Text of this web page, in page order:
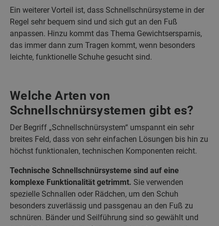
Ein weiterer Vorteil ist, dass Schnellschnürsysteme in der
Regel sehr bequem sind und sich gut an den Fuß
anpassen. Hinzu kommt das Thema Gewichtsersparnis,
das immer dann zum Tragen kommt, wenn besonders
leichte, funktionelle Schuhe gesucht sind.
Welche Arten von
Schnellschnürsystemen gibt es?
Der Begriff „Schnellschnürsystem“ umspannt ein sehr
breites Feld, dass von sehr einfachen Lösungen bis hin zu
höchst funktionalen, technischen Komponenten reicht.
Technische Schnellschnürsysteme sind auf eine
komplexe Funktionalität getrimmt. Sie verwenden
spezielle Schnallen oder Rädchen, um den Schuh
besonders zuverlässig und passgenau an den Fuß zu
schnüren. Bänder und Seilführung sind so gewählt und